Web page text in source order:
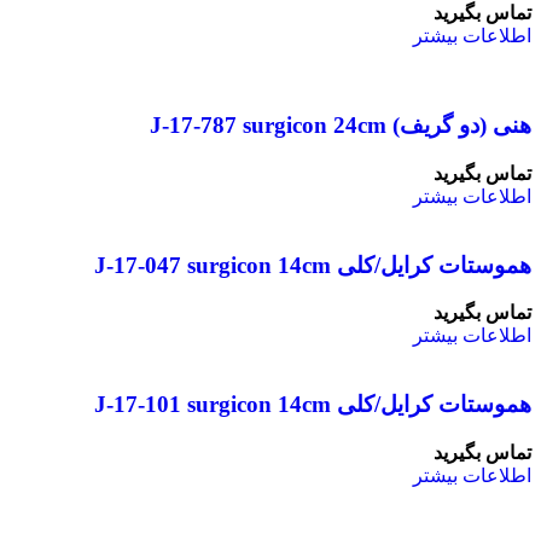
تماس بگیرید
اطلاعات بیشتر
هنی (دو گریف) J-17-787 surgicon 24cm
تماس بگیرید
اطلاعات بیشتر
هموستات کرایل/کلی J-17-047 surgicon 14cm
تماس بگیرید
اطلاعات بیشتر
هموستات کرایل/کلی J-17-101 surgicon 14cm
تماس بگیرید
اطلاعات بیشتر